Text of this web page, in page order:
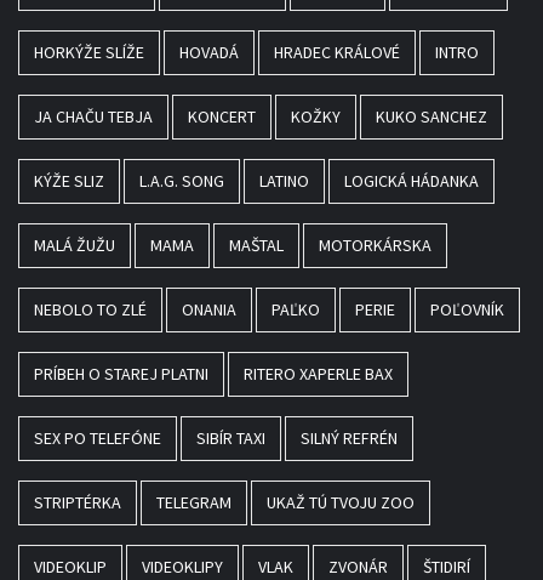
HORKÝŽE SLÍŽE HOVADÁ HRADEC KRÁLOVÉ INTRO
JA CHAČU TEBJA KONCERT KOŽKY KUKO SANCHEZ
KÝŽE SLIZ L.A.G. SONG LATINO LOGICKÁ HÁDANKA
MALÁ ŽUŽU MAMA MAŠTAL MOTORKÁRSKA
NEBOLO TO ZLÉ ONANIA PAĽKO PERIE POĽOVNÍK
PRÍBEH O STAREJ PLATNI RITERO XAPERLE BAX
SEX PO TELEFÓNE SIBÍR TAXI SILNÝ REFRÉN
STRIPTÉRKA TELEGRAM UKAŽ TÚ TVOJU ZOO
VIDEOKLIP VIDEOKLIPY VLAK ZVONÁR ŠTIDIRÍ